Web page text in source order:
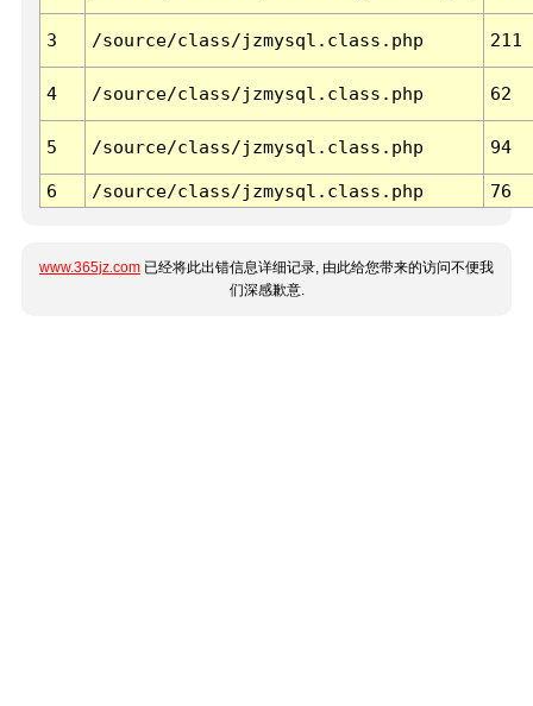
3 /source/class/jzmysql.class.php 211
4 /source/class/jzmysql.class.php 62
5 /source/class/jzmysql.class.php 94
6 /source/class/jzmysql.class.php 76
www.365jz.com 已经将此出错信息详细记录, 由此给您带来的访问不便我
们深感歉意.